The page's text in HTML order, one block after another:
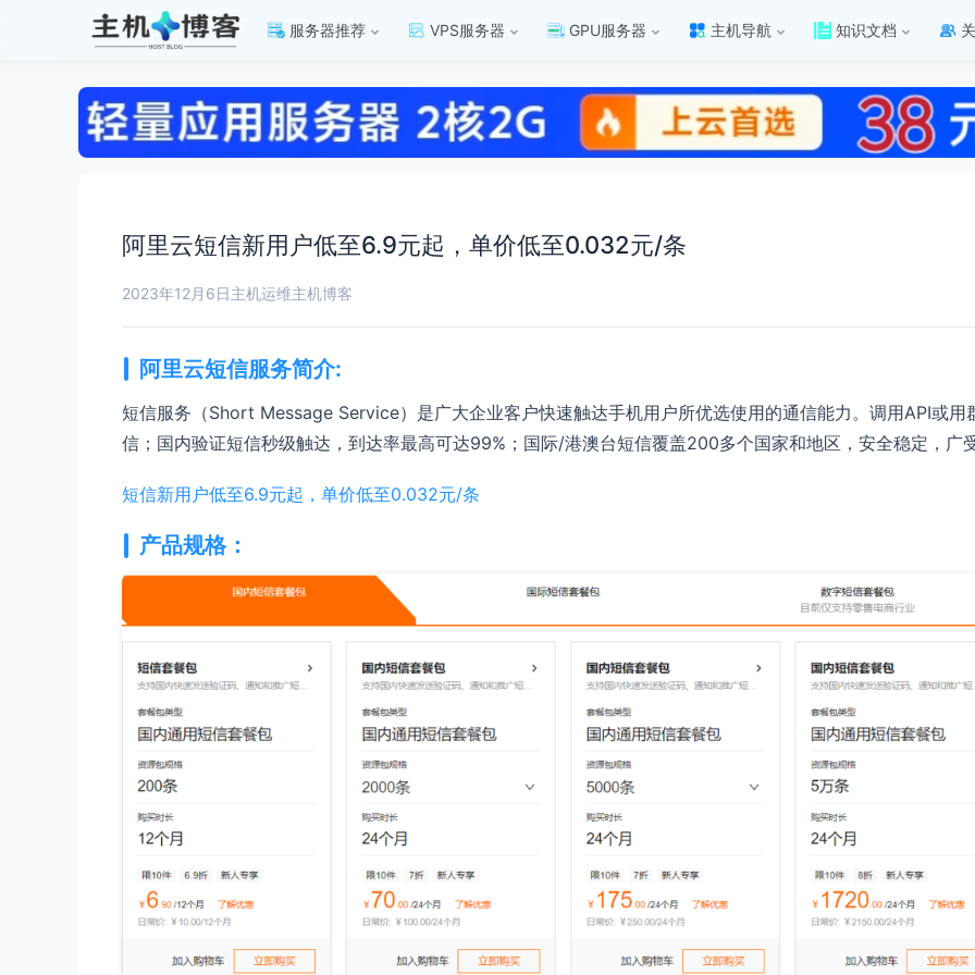
服务器推荐 VPS服务器 GPU服务器 主机导航 知识文档
阿里云短信新用户低至6.9元起，单价低至0.032元/条
2023年12月6日主机运维主机博客
阿里云短信服务简介:
短信服务（Short Message Service）是广大企业客户快速触达手机用户所优选使用的通信能力。调用API或
信；国内验证短信秒级触达，到达率最高可达99%；国际/港澳台短信覆盖200多个国家和地区，安全稳定，广
短信新用户低至6.9元起，单价低至0.032元/条
产品规格：